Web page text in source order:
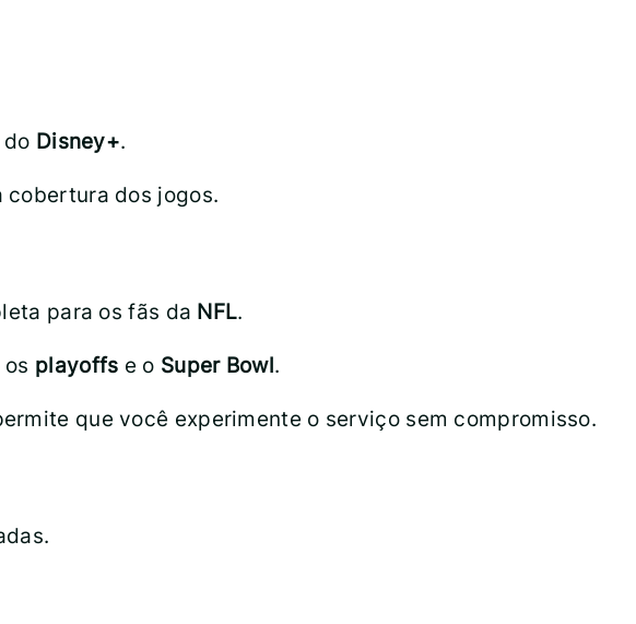
Disney+.
dos jogos.
para os fãs da NFL.
playoffs e o Super Bowl.
que você experimente o serviço sem compromisso.